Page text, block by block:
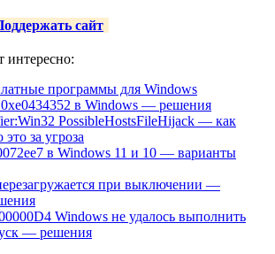
сайт
интересно:
программы для Windows
в Windows — решения
PossibleHostsFileHijack — как
это за угроза
в Windows 11 и 10 — варианты
при выключении —
Windows не удалось выполнить
— решения